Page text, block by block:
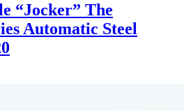
“Jocker” The
Automatic Steel